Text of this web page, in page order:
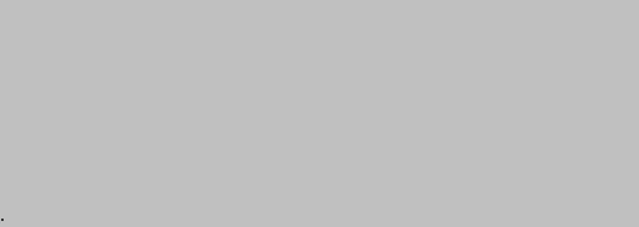
.